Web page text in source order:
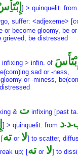
] > quinquelit.
suffer: <adjexeme>
or become gloomy, be or
grieved, be distressed
infixing > infin. of
sad or -ness,
or -miness,
& ت infixing [past ta.
] > quinquelit. from -د-د
[تهor لا] to scatter,
up; [تهor لا] to